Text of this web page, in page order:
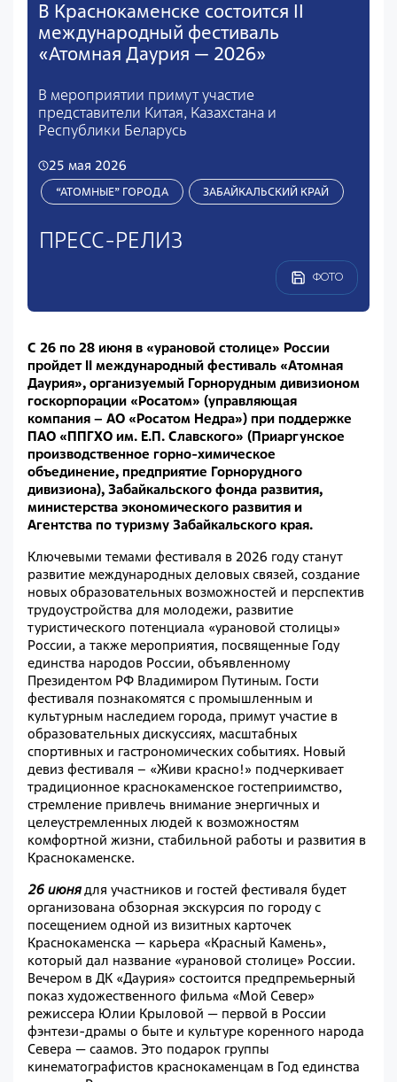
В Краснокаменске состоится II
международный фестиваль
«Атомная Даурия — 2026»
В мероприятии примут участие
представители Китая, Казахстана и
Республики Беларусь
25 мая 2026
“АТОМНЫЕ” ГОРОДА ЗАБАЙКАЛЬСКИЙ КРАЙ
ПРЕСС-РЕЛИЗ
ФОТО
С 26 по 28 июня в «урановой столице» России
пройдет II международный фестиваль «Атомная
Даурия», организуемый Горнорудным дивизионом
госкорпорации «Росатом» (управляющая
компания – АО «Росатом Недра») при поддержке
ПАО «ППГХО им. Е.П. Славского» (Приаргунское
производственное горно-химическое
объединение, предприятие Горнорудного
дивизиона), Забайкальского фонда развития,
министерства экономического развития и
Агентства по туризму Забайкальского края.
Ключевыми темами фестиваля в 2026 году станут
развитие международных деловых связей, создание
новых образовательных возможностей и перспектив
трудоустройства для молодежи, развитие
туристического потенциала «урановой столицы»
России, а также мероприятия, посвященные Году
единства народов России, объявленному
Президентом РФ Владимиром Путиным. Гости
фестиваля познакомятся с промышленным и
культурным наследием города, примут участие в
образовательных дискуссиях, масштабных
спортивных и гастрономических событиях. Новый
девиз фестиваля – «Живи красно!» подчеркивает
традиционное краснокаменское гостеприимство,
стремление привлечь внимание энергичных и
целеустремленных людей к возможностям
комфортной жизни, стабильной работы и развития в
Краснокаменске.
26 июнядля участников и гостей фестиваля будет
организована обзорная экскурсия по городу с
посещением одной из визитных карточек
Краснокаменска — карьера «Красный Камень»,
который дал название «урановой столице» России.
Вечером в ДК «Даурия» состоится предпремьерный
показ художественного фильма «Мой Север»
режиссера Юлии Крыловой — первой в России
фэнтези-драмы о быте и культуре коренного народа
Севера — саамов. Это подарок группы
кинематографистов краснокаменцам в Год единства